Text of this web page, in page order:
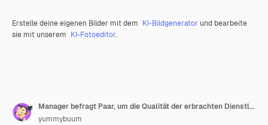
Erstelle deine eigenen Bilder mit dem KI-Bildgenerator und bearbeite
sie mit unserem KI-Fotoeditor.
Manager befragt Paar, um die Qualität der erbrachten Dienstleistungen zu bewerten Mann mit Checkliste Familie gibt Überprüfung Aufgabenmanagement CRM-System Cartoon-Flat-Stil isolierter Vektor-Feedback-Konzept
yummybuum